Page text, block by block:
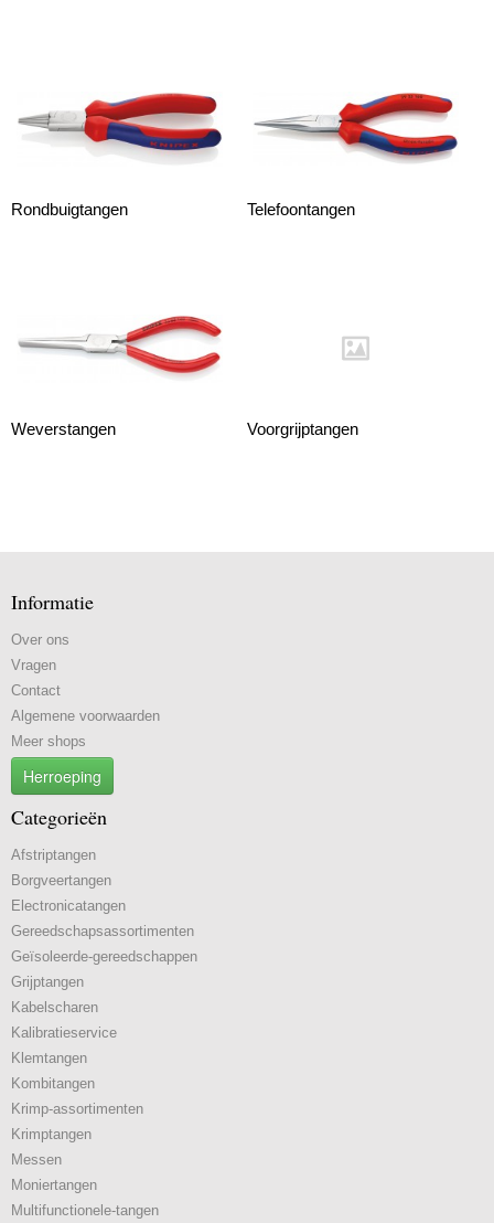
Rondbuigtangen Telefoontangen
Weverstangen Voorgrijptangen
Informatie
Over ons
Vragen
Contact
Algemene voorwaarden
Meer shops
Herroeping
Categorieën
Afstriptangen
Borgveertangen
Electronicatangen
Gereedschapsassortimenten
Geïsoleerde-gereedschappen
Grijptangen
Kabelscharen
Kalibratieservice
Klemtangen
Kombitangen
Krimp-assortimenten
Krimptangen
Messen
Moniertangen
Multifunctionele-tangen